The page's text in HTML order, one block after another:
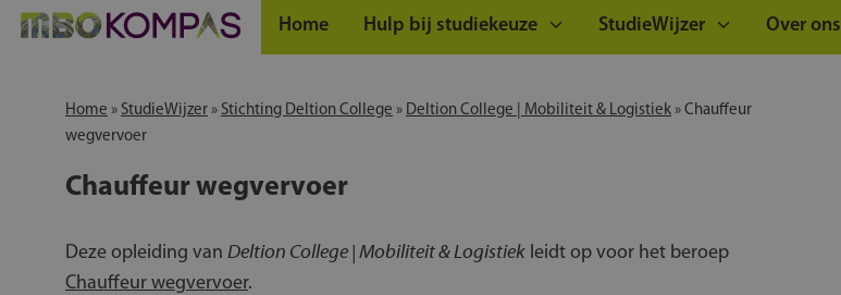
Home Hulp bij studiekeuze StudieWijzer Over ons
Home » StudieWijzer » Stichting Deltion College » Deltion College | Mobiliteit & Logistiek » Chauffeur
wegvervoer
Chauffeur wegvervoer
Deze opleiding van Deltion College | Mobiliteit & Logistiek leidt op voor het beroep
Chauffeur wegvervoer.